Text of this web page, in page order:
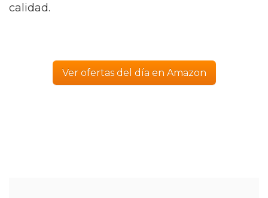
calidad.
Ver ofertas del día en Amazon